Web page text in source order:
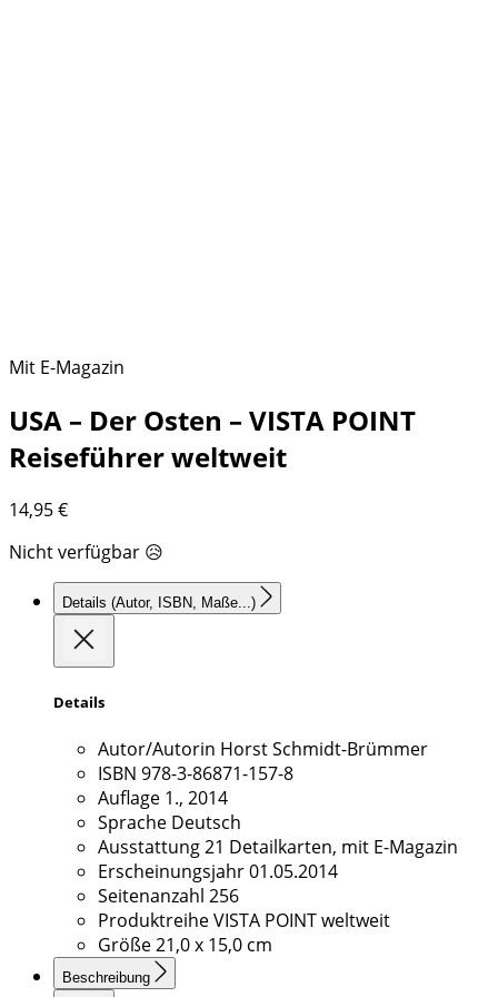
Mit E-Magazin
USA – Der Osten – VISTA POINT
Reiseführer weltweit
14,95€
Nicht verfügbar 😥
Details (Autor, ISBN, Maße...)
Details
Autor/Autorin Horst Schmidt-Brümmer
ISBN 978-3-86871-157-8
Auflage 1., 2014
Sprache Deutsch
Ausstattung21 Detailkarten, mit E-Magazin
Erscheinungsjahr01.05.2014
Seitenanzahl 256
ProduktreiheVISTA POINT weltweit
Größe21,0 x 15,0 cm
Beschreibung